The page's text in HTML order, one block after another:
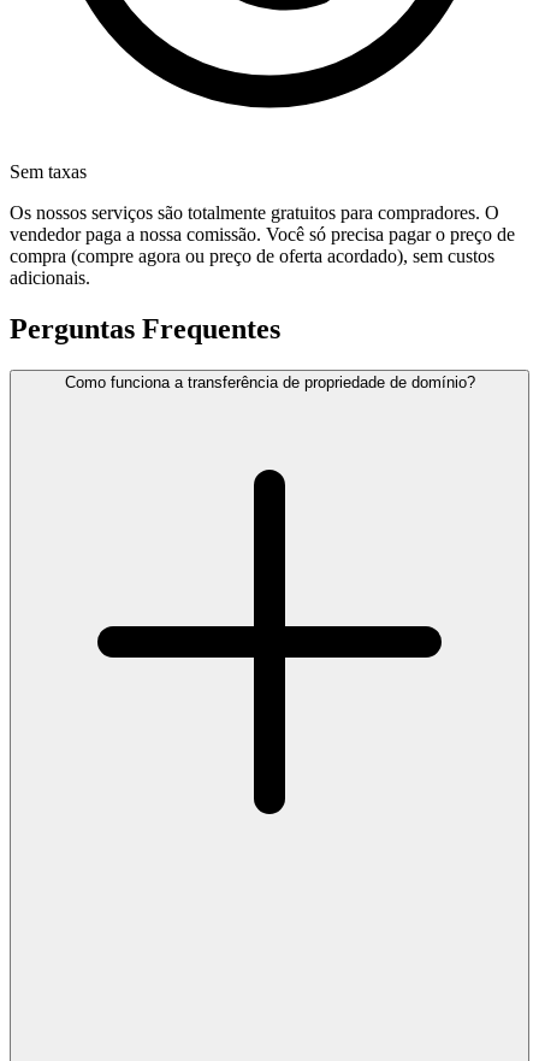
Sem taxas
Os nossos serviços são totalmente gratuitos para compradores. O
vendedor paga a nossa comissão. Você só precisa pagar o preço de
compra (compre agora ou preço de oferta acordado), sem custos
adicionais.
Perguntas Frequentes
Como funciona a transferência de propriedade de domínio?